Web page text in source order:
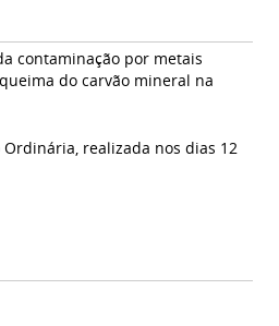
contaminação por metais
do carvão mineral na
realizada nos dias 12